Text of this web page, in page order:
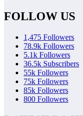
FOLLOW US
1,475 Followers
78.9k Followers
5.1k Followers
36.5k Subscribers
55k Followers
75k Followers
85k Followers
800 Followers